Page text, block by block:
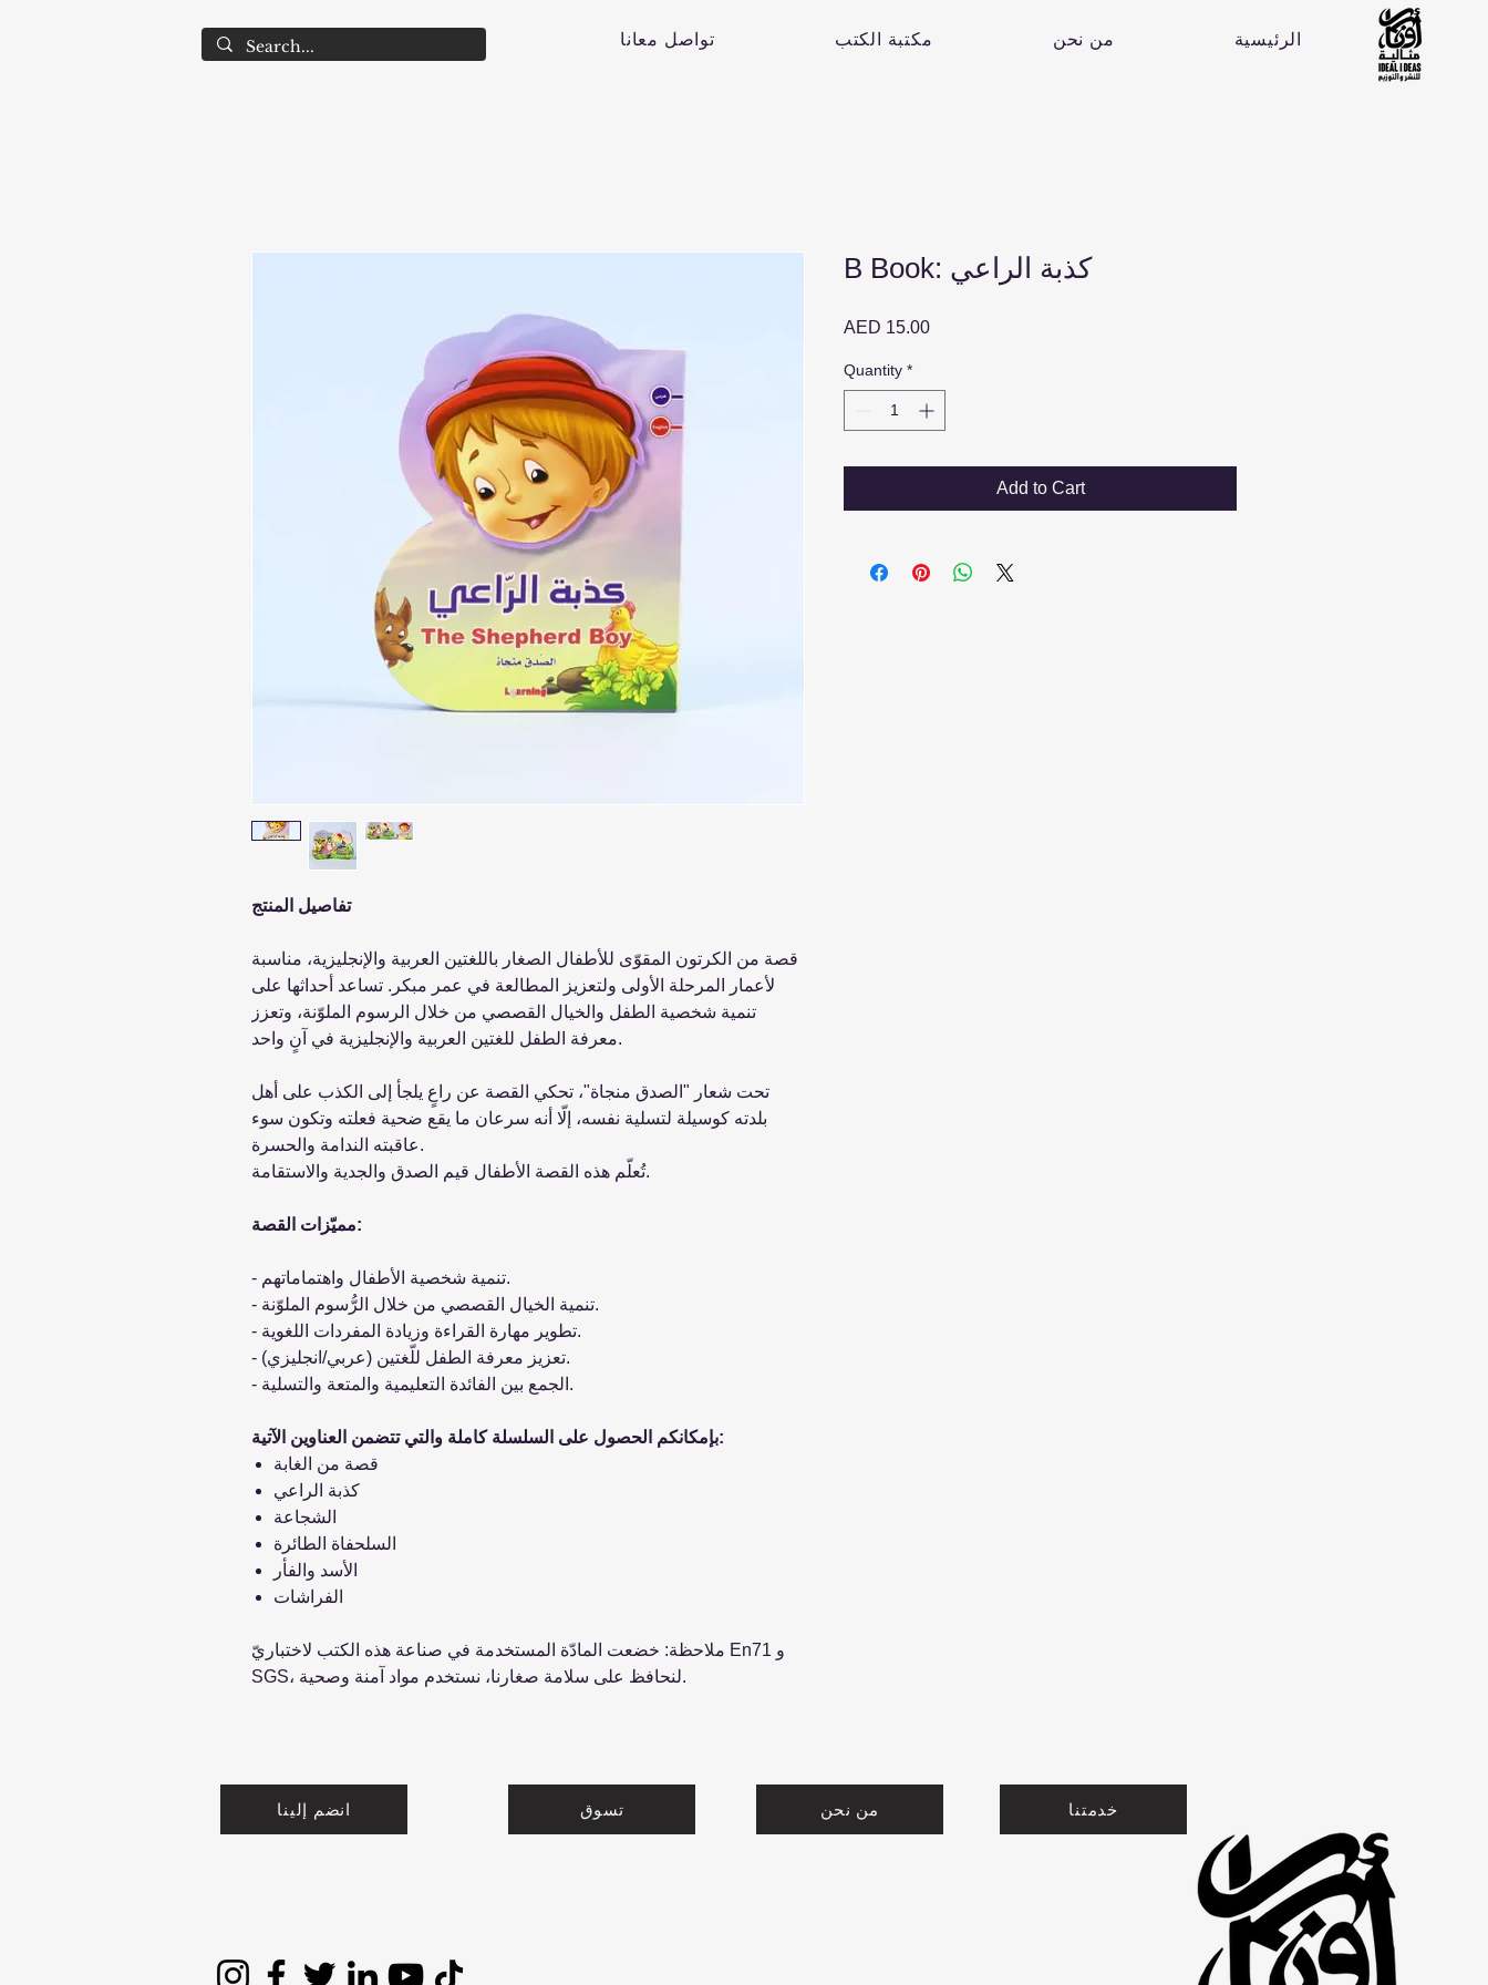
تواصل معانا مكتبة الكتب من نحن الرئيسية
تفاصيل المنتج
قصة من الكرتون المقوّى للأطفال الصغار باللغتين العربية والإنجليزية، مناسبة
لأعمار المرحلة الأولى ولتعزيز المطالعة في عمر مبكر. تساعد أحداثها على
تنمية شخصية الطفل والخيال القصصي من خلال الرسوم الملوّنة، وتعزز
معرفة الطفل للغتين العربية والإنجليزية في آنٍ واحد.
تحت شعار "الصدق منجاة"، تحكي القصة عن راعٍ يلجأ إلى الكذب على أهل
بلدته كوسيلة لتسلية نفسه، إلّا أنه سرعان ما يقع ضحية فعلته وتكون سوء
عاقبته الندامة والحسرة.
تُعلّم هذه القصة الأطفال قيم الصدق والجدية والاستقامة.
مميّزات القصة:
- تنمية شخصية الأطفال واهتماماتهم.
- تنمية الخيال القصصي من خلال الرُّسوم الملوّنة.
- تطوير مهارة القراءة وزيادة المفردات اللغوية.
- تعزيز معرفة الطفل للّغتين (عربي/انجليزي).
- الجمع بين الفائدة التعليمية والمتعة والتسلية.
بإمكانكم الحصول على السلسلة كاملة والتي تتضمن العناوين الآتية:
قصة من الغابة
كذبة الراعي
الشجاعة
السلحفاة الطائرة
الأسد والفأر
الفراشات
ملاحظة: خضعت المادّة المستخدمة في صناعة هذه الكتب لاختباريّ En71 و
SGS، لنحافظ على سلامة صغارنا، نستخدم مواد آمنة وصحية.
B Book: كذبة الراعي
AED 15.00Price
Quantity *
Add to Cart
انضم إلينا تسوق من نحن خدمتنا